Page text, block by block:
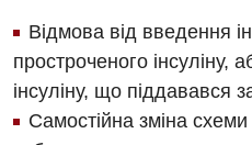
Відмова від введення
простроченого інсуліну,
інсуліну, що піддавався
Самостійна зміна